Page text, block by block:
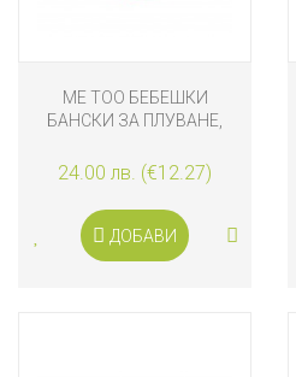
ME TOO БЕБЕШКИ
БАНСКИ ЗА ПЛУВАНЕ,
24.00 лв. (€12.27)
ДОБАВИ